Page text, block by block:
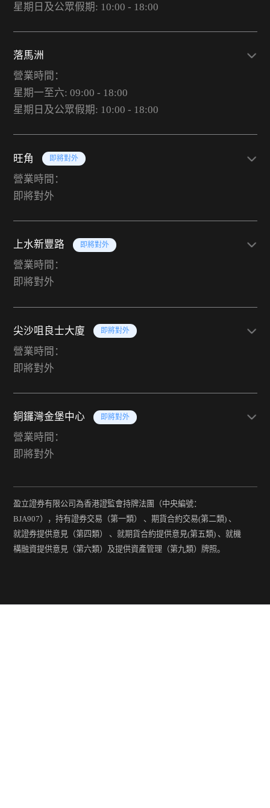
星期日及公眾假期: 10:00 - 18:00
落馬洲
營業時間：
星期一至六: 09:00 - 18:00
星期日及公眾假期: 10:00 - 18:00
旺角 即將對外
營業時間：
即將對外
上水新豐路 即將對外
營業時間：
即將對外
尖沙咀良士大廈 即將對外
營業時間：
即將對外
銅鑼灣金堡中心 即將對外
營業時間：
即將對外
盈立證券有限公司為香港證監會持牌法團（中央編號：
BJA907），持有證券交易（第一類） 、期貨合約交易(第二類) 、
就證券提供意見（第四類） 、就期貨合約提供意見(第五類) 、就機
構融資提供意見（第六類）及提供資產管理（第九類）牌照。